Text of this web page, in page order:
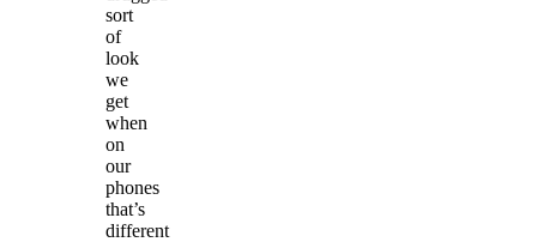
sort
of
look
we
get
when
on
our
phones
that’s
different